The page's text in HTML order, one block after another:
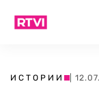
ИСТОРИИ |